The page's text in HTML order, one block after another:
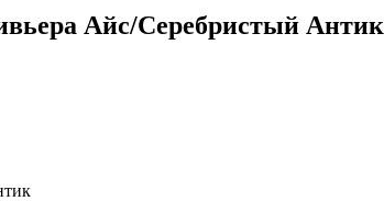
Айс/Серебристый Антик